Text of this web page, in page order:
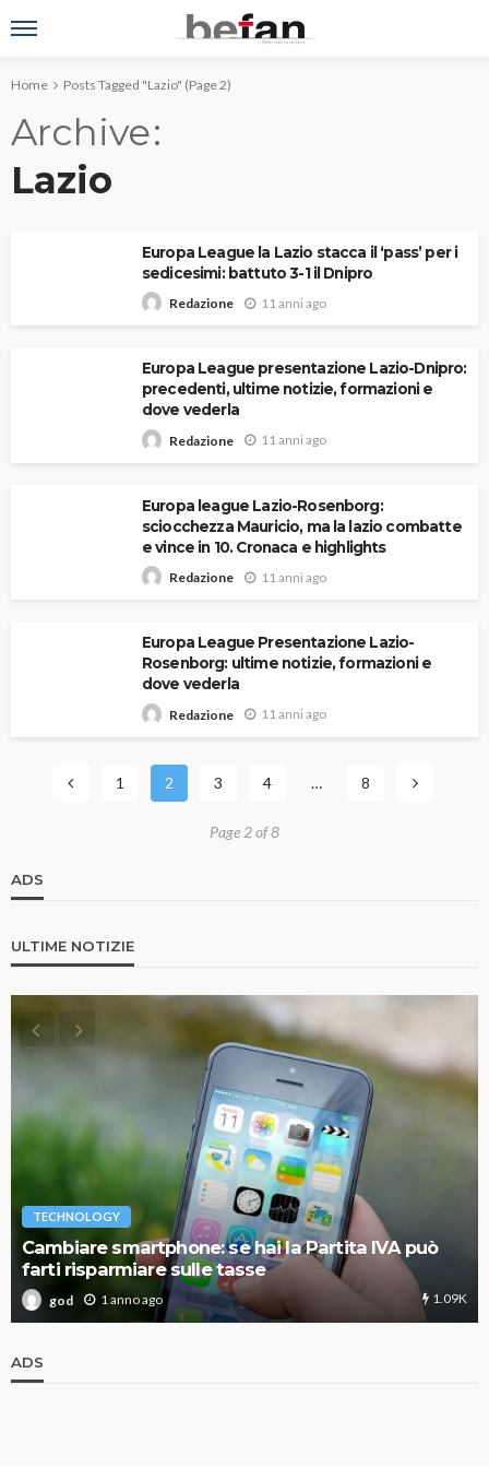
Home Posts Tagged "Lazio" (Page 2)
Archive
Lazio
Europa League la Lazio stacca il ‘pass’ per i
sedicesimi: battuto 3-1 il Dnipro
Redazione 11 anni ago
Europa League presentazione Lazio-Dnipro:
precedenti, ultime notizie, formazioni e
dove vederla
Redazione 11 anni ago
Europa league Lazio-Rosenborg:
sciocchezza Mauricio, ma la lazio combatte
e vince in 10. Cronaca e highlights
Redazione 11 anni ago
Europa League Presentazione Lazio-
Rosenborg: ultime notizie, formazioni e
dove vederla
Redazione 11 anni ago
1 2 3 4 … 8
Page 2 of 8
ADS
ULTIME NOTIZIE
TECHNOLOGY
Cambiare smartphone: se hai la Partita IVA può
farti risparmiare sulle tasse
god 1 anno ago 1.09K
ADS